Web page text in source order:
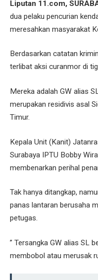
Liputan 11.com,
dua pelaku pencurian
meresahkan masyarakat
Berdasarkan catatan
terlibat aksi curanmor di
Mereka adalah GW alias
merupakan residivis asal
Timur.
Kepala Unit (Kanit)
Surabaya IPTU Bobby
membenarkan perihal
Tak hanya ditangkap,
panas lantaran berusaha
petugas.
” Tersangka GW alias SL
membobol atau merusak